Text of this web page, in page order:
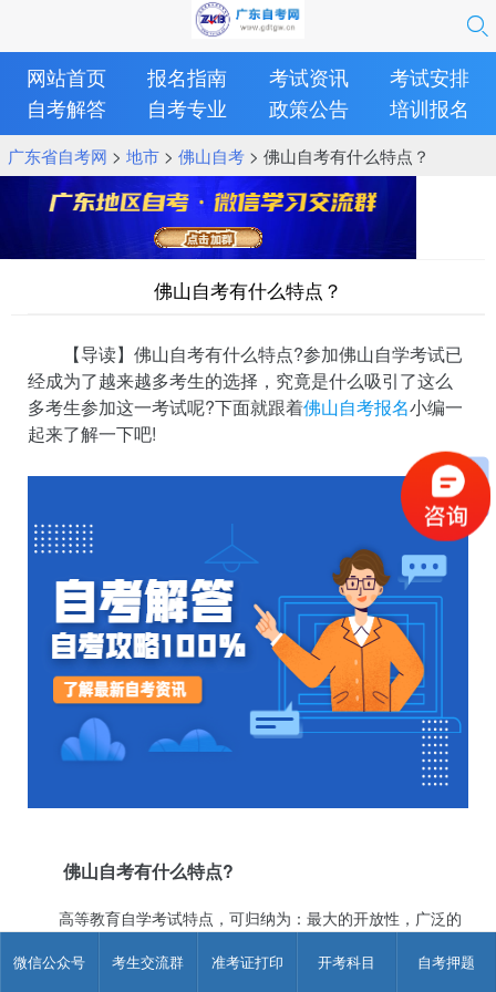
微信公众号 考生交流群 准考证打印 开考科目 自考押题
网站首页 报名指南 考试资讯
考试安排
自考解答
自考专业 政策公告 培训报名
广东省自考网 > 地市> 佛山自考> 佛山自考有什么特点？
佛山自考有什么特点？
【导读】佛山自考有什么特点?参加佛山自学考试已
经成为了越来越多考生的选择，究竟是什么吸引了这么
多考生参加这一考试呢?下面就跟着佛山自考报名小编一
起来了解一下吧!
佛山自考有什么特点?
高等教育自学考试特点，可归纳为：最大的开放性，广泛的
少、效益高、见效快以及以自学、业余为主、工学矛盾小等。